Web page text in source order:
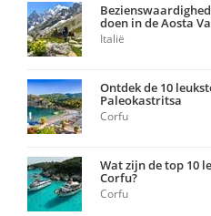
doen in de Aosta
Italië
Ontdek de 10
Paleokastritsa
Corfu
Wat zijn de top 10
Corfu?
Corfu